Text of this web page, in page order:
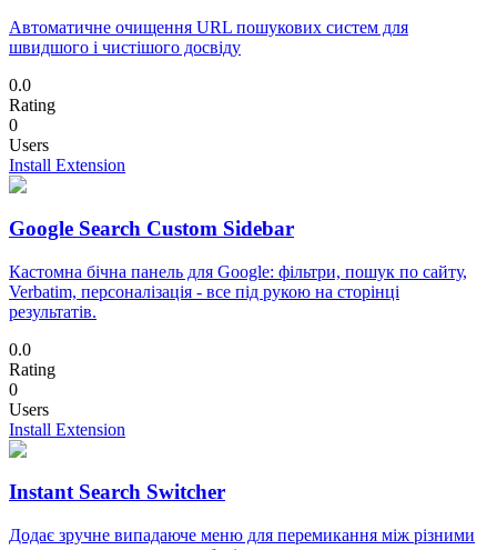
Автоматичне очищення URL пошукових систем для
швидшого і чистішого досвіду
0.0
Rating
0
Users
Install Extension
Google Search Custom Sidebar
Кастомна бічна панель для Google: фільтри, пошук по сайту,
Verbatim, персоналізація - все під рукою на сторінці
результатів.
0.0
Rating
0
Users
Install Extension
Instant Search Switcher
Додає зручне випадаюче меню для перемикання між різними